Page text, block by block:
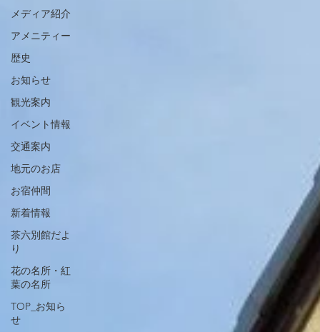
メディア紹介
アメニティー
歴史
お知らせ
観光案内
イベント情報
交通案内
地元のお店
お宿仲間
新着情報
茶六別館だよ
り
花の名所・紅
葉の名所
TOP_お知ら
せ